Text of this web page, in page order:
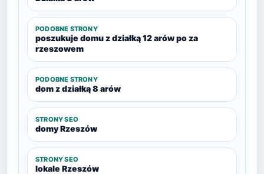
PODOBNE STRONY
poszukuje domu z działką 12 arów po za
rzeszowem
PODOBNE STRONY
dom z działką 8 arów
STRONY SEO
domy Rzeszów
STRONY SEO
lokale Rzeszów